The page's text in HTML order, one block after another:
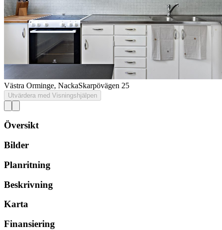
Västra Orminge, NackaSkarpövägen 25
Utvärdera med Visningshjälpen
Översikt
Bilder
Planritning
Beskrivning
Karta
Finansiering